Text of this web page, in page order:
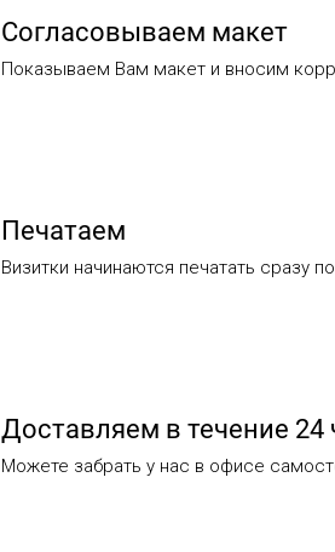
Согласовываем макет
Показываем Вам макет и вносим
Печатаем
Визитки начинаются печатать сразу
Доставляем в течение 24
Можете забрать у нас в офисе